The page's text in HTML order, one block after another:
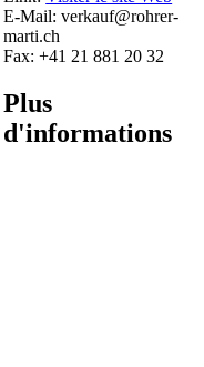
E-Mail:verkauf@rohrer-
marti.ch
Fax:+41 21 881 20 32
Plus
d'informations